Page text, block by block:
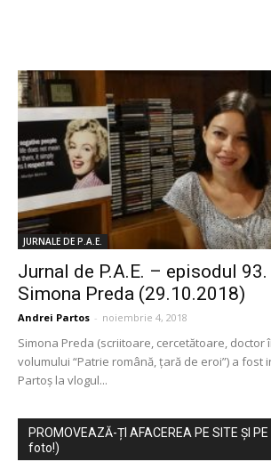
JURNALE DE P.A.E.
Jurnal de P.A.E. – episodul
Simona Preda (29.10.2018)
Andrei Partos - noiembrie 4, 2018
Simona Preda (scriitoare, cercetătoare, doctor
volumului “Patrie română, țară de eroi”) a fost
Partoș la vlogul...
PROMOVEAZĂ-ȚI AFACEREA PE SITE ȘI
foto!)